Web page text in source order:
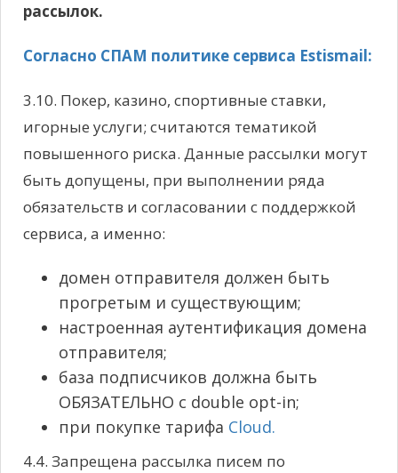
рассылок.
Согласно СПАМ политике сервиса Estismail:
3.10. Покер, казино, спортивные ставки,
игорные услуги; считаются тематикой
повышенного риска. Данные рассылки могут
быть допущены, при выполнении ряда
обязательств и согласовании с поддержкой
сервиса, а именно:
домен отправителя должен быть
прогретым и существующим;
настроенная аутентификация домена
отправителя;
база подписчиков должна быть
ОБЯЗАТЕЛЬНО с double opt-in;
при покупке тарифа Cloud.
4.4. Запрещена рассылка писем по